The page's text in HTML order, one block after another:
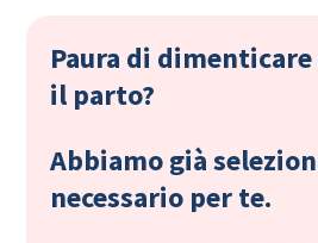
Paura di
il parto?
Abbiamo già
necessario per te.